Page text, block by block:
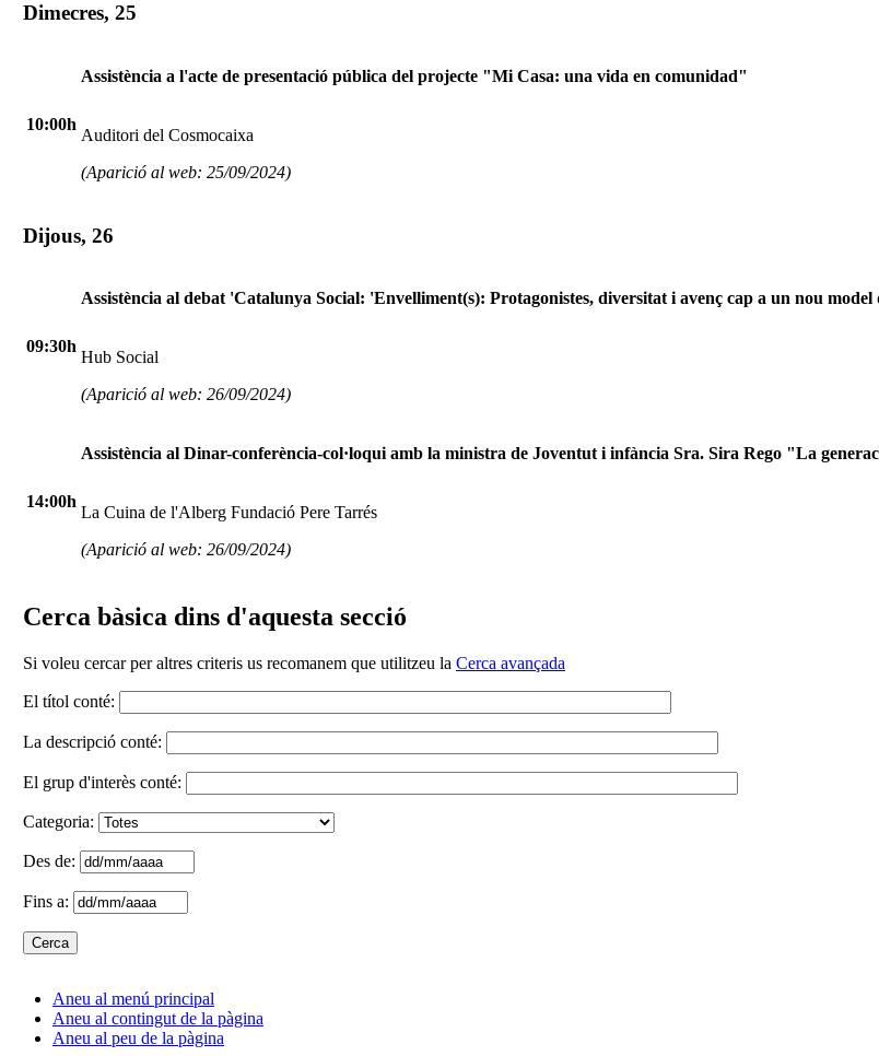
Dimecres, 25
10:00h
Assistència a l'acte de presentació pública del projecte "Mi Casa: una vida en comunidad"
Auditori del Cosmocaixa
(Aparició al web: 25/09/2024)
Dijous, 26
09:30h
Assistència al debat 'Catalunya Social: 'Envelliment(s): Protagonistes, diversitat i avenç cap a un nou
Hub Social
(Aparició al web: 26/09/2024)
14:00h
Assistència al Dinar-conferència-col·loqui amb la ministra de Joventut i infància Sra. Sira Rego "La
La Cuina de l'Alberg Fundació Pere Tarrés
(Aparició al web: 26/09/2024)
Cerca bàsica dins d'aquesta secció
Si voleu cercar per altres criteris us recomanem que utilitzeu la Cerca avançada
El títol conté:
La descripció conté:
El grup d'interès conté:
Categoria:
Des de:
Fins a:
Aneu al menú principal
Aneu al contingut de la pàgina
Aneu al peu de la pàgina